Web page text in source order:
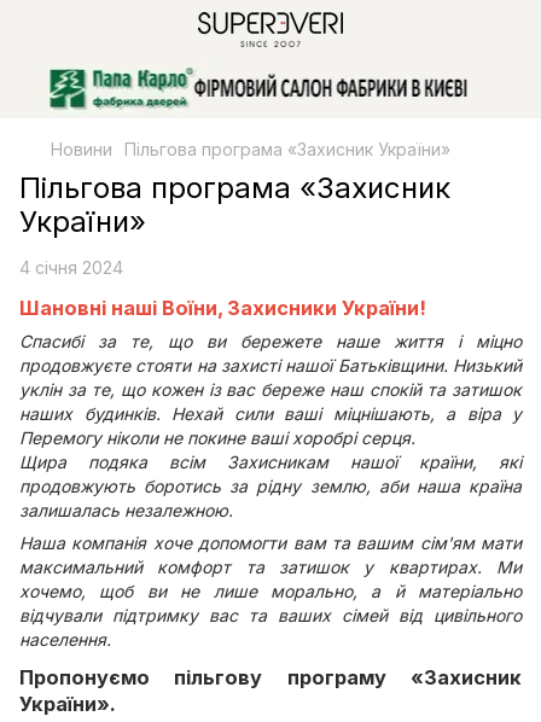
Новини Пільгова програма «Захисник України»
Пільгова програма «Захисник
України»
4 січня 2024
Шановні наші Воїни, Захисники України!
Спасибі за те, що ви бережете наше життя і міцно
продовжуєте стояти на захисті нашої Батьківщини. Низький
уклін за те, що кожен із вас береже наш спокій та затишок
наших будинків. Нехай сили ваші міцнішають, а віра у
Перемогу ніколи не покине ваші хоробрі серця.
Щира подяка всім Захисникам нашої країни, які
продовжують боротись за рідну землю, аби наша країна
залишалась незалежною.
Наша компанія хоче допомогти вам та вашим сім'ям мати
максимальний комфорт та затишок у квартирах. Ми
хочемо, щоб ви не лише морально, а й матеріально
відчували підтримку вас та ваших сімей від цивільного
населення.
Пропонуємо пільгову програму «Захисник
України».